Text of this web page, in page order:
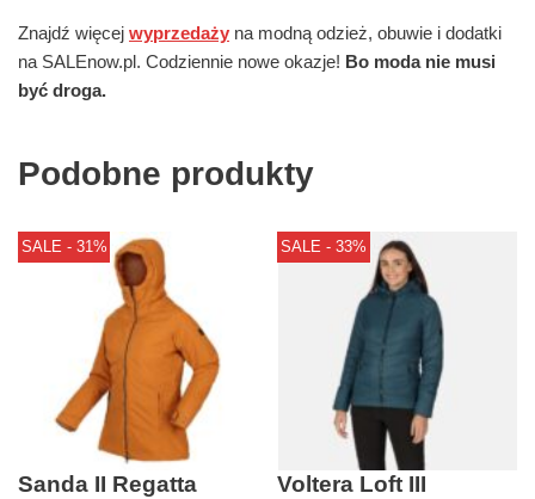
Znajdź więcej wyprzedaży na modną odzież, obuwie i dodatki
na SALEnow.pl. Codziennie nowe okazje! Bo moda nie musi
być droga.
Podobne produkty
SALE - 31%
Sanda II Regatta
SALE - 33%
Voltera Loft III